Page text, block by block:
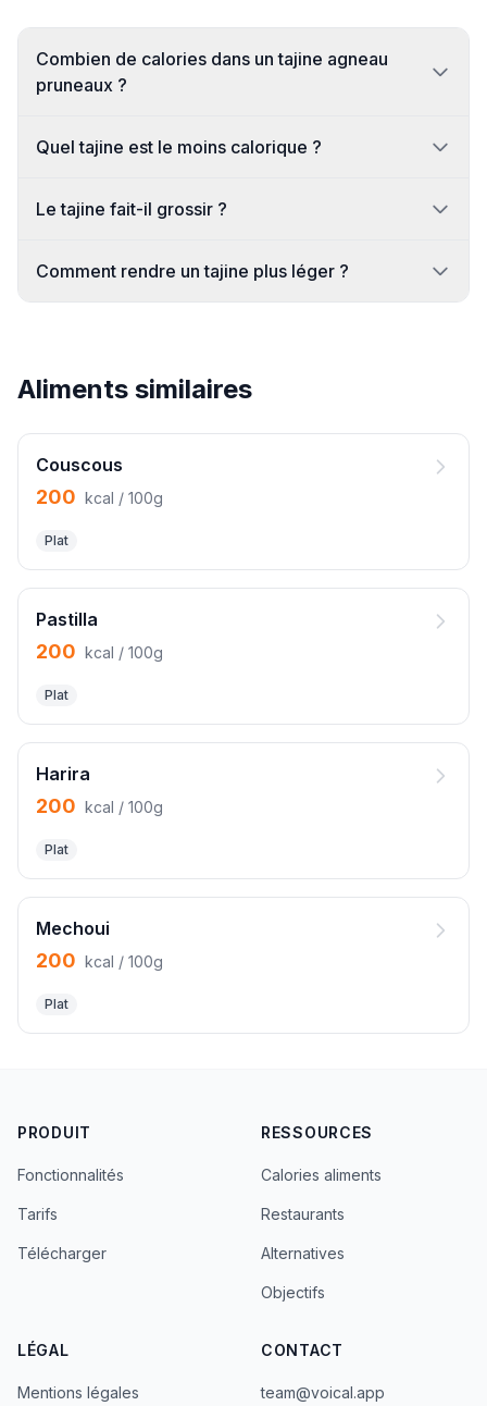
Combien de calories dans un tajine agneau
pruneaux ?
Quel tajine est le moins calorique ?
Le tajine fait-il grossir ?
Comment rendre un tajine plus léger ?
Aliments similaires
Couscous
200 kcal / 100g
Plat
Pastilla
200 kcal / 100g
Plat
Harira
200 kcal / 100g
Plat
Mechoui
200 kcal / 100g
Plat
PRODUIT
Fonctionnalités
Tarifs
Télécharger
RESSOURCES
Calories aliments
Restaurants
Alternatives
Objectifs
LÉGAL
Mentions légales
CONTACT
team@voical.app